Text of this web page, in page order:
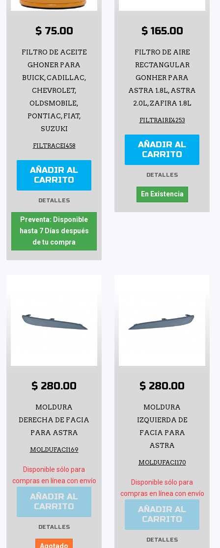
$ 75.00
FILTRO DE ACEITE
GHONER PARA
BUICK, CADILLAC,
CHEVROLET,
OLDSMOBILE,
PONTIAC, FIAT,
SUZUKI
FILTRACEI458
AÑADIR AL
CARRITO
DETALLES
Preventa: Disponible
hasta 7 Días después
de tu compra
$ 165.00
FILTRO DE AIRE
RECTANGULAR
GONHER PARA
ASTRA 1.8L, ASTRA
2.0L, ZAFIRA 1.8L
FILTRAIRE4253
AÑADIR AL
CARRITO
DETALLES
En Existencia
$ 280.00
MOLDURA
DERECHA DE FACIA
PARA ASTRA
MOLDUFACI169
Disponible sólo para
compras en línea con envío
AÑADIR AL
CARRITO
DETALLES
Agotado
$ 280.00
MOLDURA
IZQUIERDA DE
FACIA PARA
ASTRA
MOLDUFACI170
Disponible sólo para
compras en línea con envío
AÑADIR AL
CARRITO
DETALLES